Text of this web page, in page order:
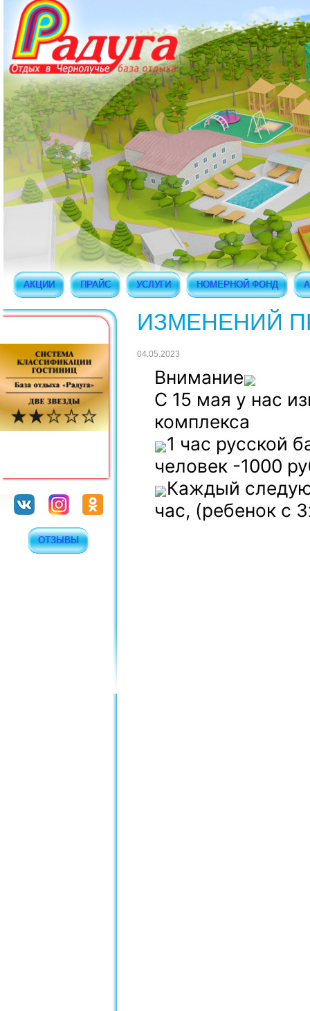
АКЦИИ ПРАЙС УСЛУГИ НОМЕРНОЙ ФОНД
ОТЗЫВЫ
ИЗМЕНЕНИЙ
04.05.2023
Внимание
С 15 мая у нас
комплекса
1 час русской
человек -1000
Каждый
час, (ребенок с